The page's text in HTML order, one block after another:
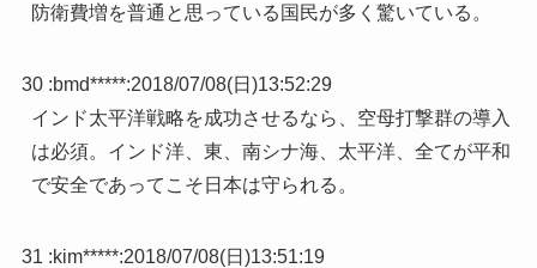
防衛費増を普通と思っている国民が多く驚いている。
30 :bmd*****:2018/07/08(日)13:52:29
インド太平洋戦略を成功させるなら、空母打撃群の導入
は必須。インド洋、東、南シナ海、太平洋、全てが平和
で安全であってこそ日本は守られる。
31 :kim*****:2018/07/08(日)13:51:19